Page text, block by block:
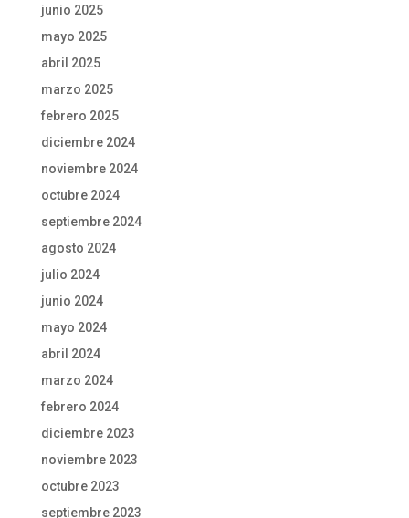
junio 2025
mayo 2025
abril 2025
marzo 2025
febrero 2025
diciembre 2024
noviembre 2024
octubre 2024
septiembre 2024
agosto 2024
julio 2024
junio 2024
mayo 2024
abril 2024
marzo 2024
febrero 2024
diciembre 2023
noviembre 2023
octubre 2023
septiembre 2023